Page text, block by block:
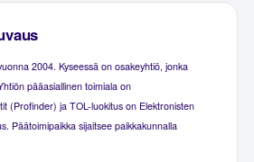
2004. Kyseessä on osakeyhtiö, jonka
pääasiallinen toimiala on
(Profinder) ja TOL-luokitus on Elektronisten
Päätoimipaikka sijaitsee paikkakunnalla